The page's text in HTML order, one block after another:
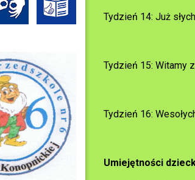
Tydzień 14: Już
Tydzień 15: Witamy
Tydzień 16:
Umiejętności